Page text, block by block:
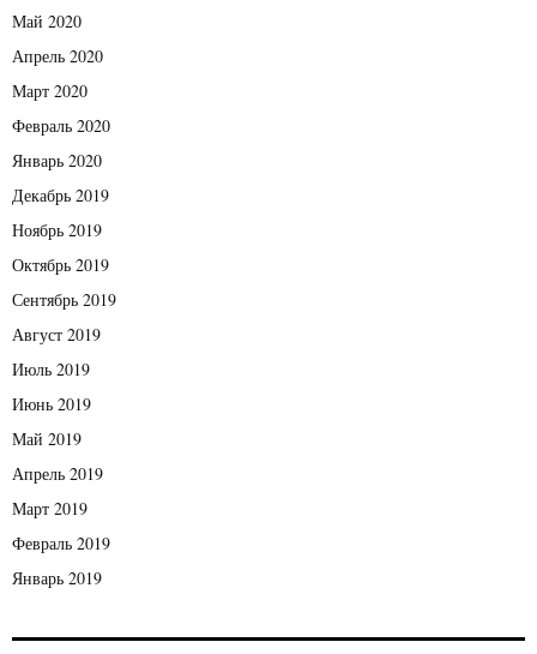
Май 2020
Апрель 2020
Март 2020
Февраль 2020
Январь 2020
Декабрь 2019
Ноябрь 2019
Октябрь 2019
Сентябрь 2019
Август 2019
Июль 2019
Июнь 2019
Май 2019
Апрель 2019
Март 2019
Февраль 2019
Январь 2019